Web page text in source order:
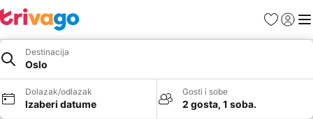
FavoritiPrijavi
Destinacija
Oslo
Dolazak/odlazak
Izaberi datume
Gosti i sobe
2 gosta, 1 soba.